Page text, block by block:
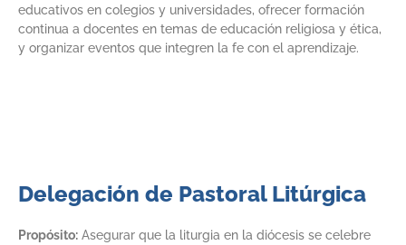
educativos en colegios y universidades, ofrecer formación
continua a docentes en temas de educación religiosa y ética,
y organizar eventos que integren la fe con el aprendizaje.
Delegación de Pastoral Litúrgica
Propósito: Asegurar que la liturgia en la diócesis se celebre